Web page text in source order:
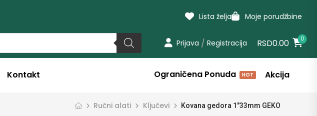
Lista želja Moje porudžbine
Prijava / Registracija RSD0.00 0
Kontakt Ograničena Ponuda HOT Akcija
Ručni alati Ključevi Kovana gedora 1″33mm GEKO